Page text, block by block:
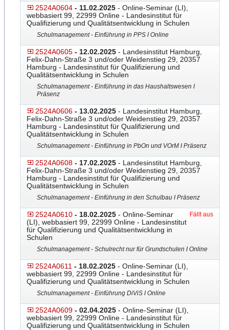
2524A0604 - 11.02.2025 - Online-Seminar (LI),
webbasiert 99, 22999 Online - Landesinstitut für
Qualifizierung und Qualitätsentwicklung in Schulen
Schulmanagement - Einführung in PPS I Online
2524A0605 - 12.02.2025 - Landesinstitut Hamburg,
Felix-Dahn-Straße 3 und/oder Weidenstieg 29, 20357
Hamburg - Landesinstitut für Qualifizierung und
Qualitätsentwicklung in Schulen
Schulmanagement - Einführung in das Haushaltswesen I
Präsenz
2524A0606 - 13.02.2025 - Landesinstitut Hamburg,
Felix-Dahn-Straße 3 und/oder Weidenstieg 29, 20357
Hamburg - Landesinstitut für Qualifizierung und
Qualitätsentwicklung in Schulen
Schulmanagement - Einführung in PbOn und VOrM I Präsenz
2524A0608 - 17.02.2025 - Landesinstitut Hamburg,
Felix-Dahn-Straße 3 und/oder Weidenstieg 29, 20357
Hamburg - Landesinstitut für Qualifizierung und
Qualitätsentwicklung in Schulen
Schulmanagement - Einführung in den Schulbau I Präsenz
2524A0610 - 18.02.2025 - Online-Seminar
(LI), webbasiert 99, 22999 Online - Landesinstitut
für Qualifizierung und Qualitätsentwicklung in
Schulen
Fällt aus
Schulmanagement - Schulrecht nur für Grundschulen I Online
2524A0611 - 18.02.2025 - Online-Seminar (LI),
webbasiert 99, 22999 Online - Landesinstitut für
Qualifizierung und Qualitätsentwicklung in Schulen
Schulmanagement - Einführung DiViS I Online
2524A0609 - 02.04.2025 - Online-Seminar (LI),
webbasiert 99, 22999 Online - Landesinstitut für
Qualifizierung und Qualitätsentwicklung in Schulen